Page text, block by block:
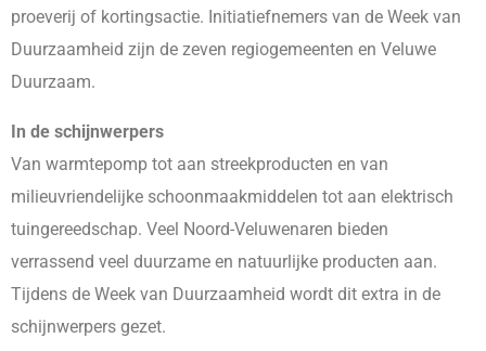
proeverij of kortingsactie. Initiatiefnemers van de Week van
Duurzaamheid zijn de zeven regiogemeenten en Veluwe
Duurzaam.
In de schijnwerpers
Van warmtepomp tot aan streekproducten en van
milieuvriendelijke schoonmaakmiddelen tot aan elektrisch
tuingereedschap. Veel Noord-Veluwenaren bieden
verrassend veel duurzame en natuurlijke producten aan.
Tijdens de Week van Duurzaamheid wordt dit extra in de
schijnwerpers gezet.